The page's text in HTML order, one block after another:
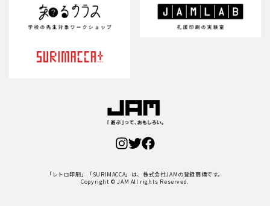
「レトロ印刷」「SURIMACCA」は、株式会社JAMの登録商標です。
Copyright © JAM All rights Reserved.